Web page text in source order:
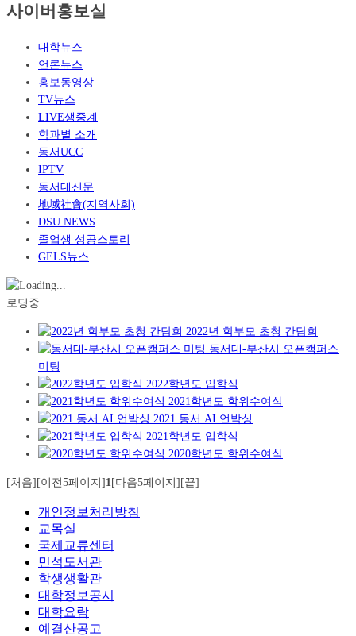
사이버홍보실
대학뉴스
언론뉴스
홍보동영상
TV뉴스
LIVE생중계
학과별 소개
동서UCC
IPTV
동서대신문
地域社會(지역사회)
DSU NEWS
졸업생 성공스토리
GELS뉴스
로딩중
2022년 학부모 초청 간담회
동서대-부산시 오픈캠퍼스
미팅
2022학년도 입학식
2021학년도 학위수여식
2021 동서 AI 언박싱
2021학년도 입학식
2020학년도 학위수여식
[처음][이전5페이지]1 [다음5페이지][끝]
개인정보처리방침
교목실
국제교류센터
민석도서관
학생생활관
대학정보공시
대학요람
예결산공고